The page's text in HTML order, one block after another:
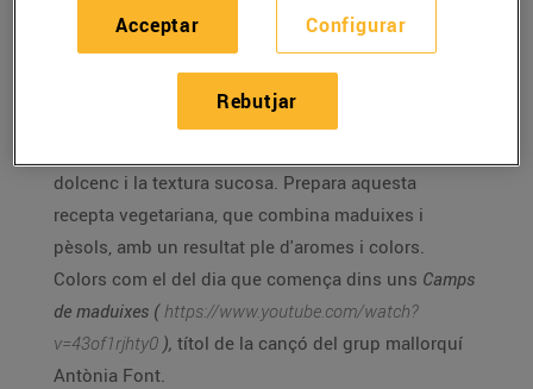
dolcenc i la textura sucosa. Prepara aquesta
recepta vegetariana, que combina maduixes i
pèsols, amb un resultat ple d'aromes i colors.
Colors com el del dia que comença dins uns Camps
de maduixes ( https://www.youtube.com/watch?
v=43of1rjhty0 ), títol de la cançó del grup mallorquí
Antònia Font.
Configurar
Rebutjar
Acceptar